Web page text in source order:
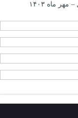
ماه ۱۴۰۳